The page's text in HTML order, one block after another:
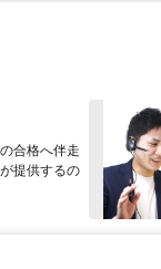
合格へ伴走
提供するの